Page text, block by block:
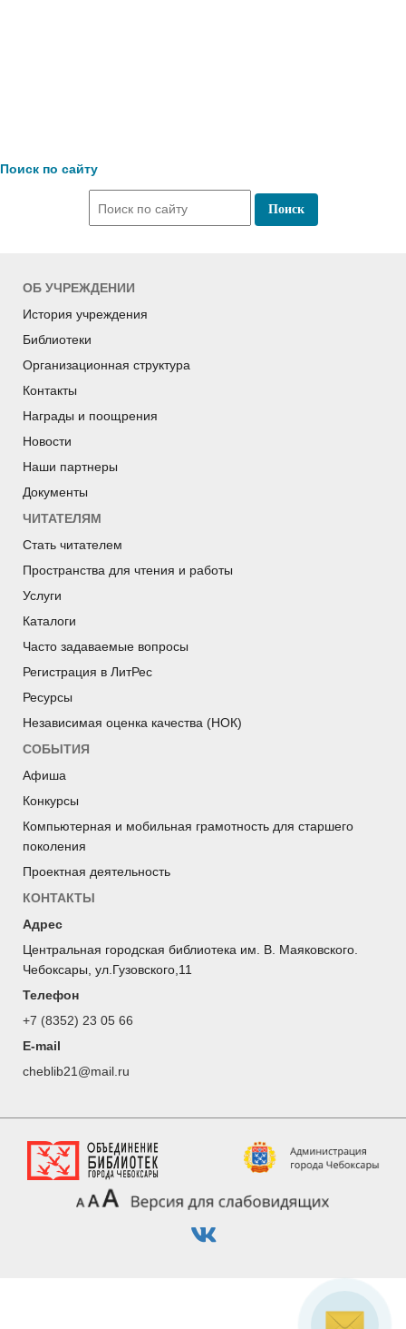
Поиск по сайту
ОБ УЧРЕЖДЕНИИ
История учреждения
Библиотеки
Организационная структура
Контакты
Награды и поощрения
Новости
Наши партнеры
Документы
ЧИТАТЕЛЯМ
Стать читателем
Пространства для чтения и работы
Услуги
Каталоги
Часто задаваемые вопросы
Регистрация в ЛитРес
Ресурсы
Независимая оценка качества (НОК)
СОБЫТИЯ
Афиша
Конкурсы
Компьютерная и мобильная грамотность для старшего
поколения
Проектная деятельность
КОНТАКТЫ
Адрес
Центральная городская библиотека им. В. Маяковского.
Чебоксары, ул.Гузовского,11
Телефон
+7 (8352) 23 05 66
E-mail
cheblib21@mail.ru